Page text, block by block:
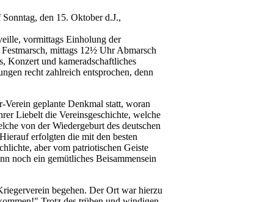
den 15. Oktober d.J.,
vormittags Einholung der
mittags 12½ Uhr Abmarsch
Konzert und kameradschaftliches
recht zahlreich entsprochen, denn
Verein geplante Denkmal statt, woran
Liebelt die Vereinsgeschichte, welche
von der Wiedergeburt des deutschen
erfolgten die mit den besten
aber vom patriotischen Geiste
noch ein gemütliches Beisammensein
begehen. Der Ort war hierzu